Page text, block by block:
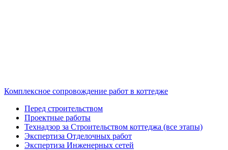
Комплексное сопровождение работ в коттедже
Перед строительством
Проектные работы
Технадзор за Строительством коттеджа (все этапы)
Экспертиза Отделочных работ
Экспертиза Инженерных сетей